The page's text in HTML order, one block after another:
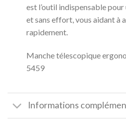
est l’outil indispensable
et sans effort, vous aidant à
rapidement.
Manche télescopique
5459
Informations